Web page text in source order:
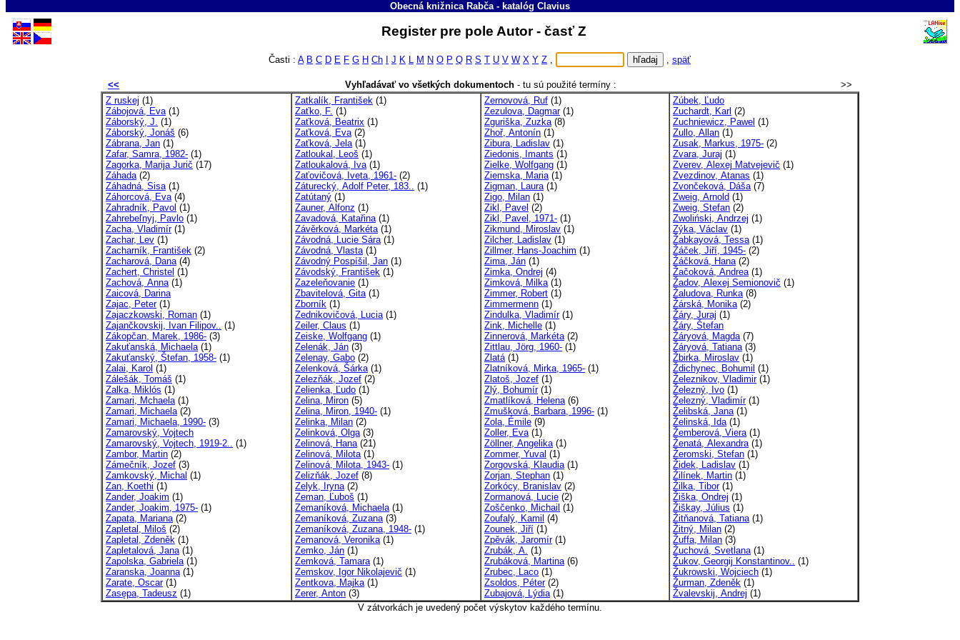
Obecná knižnica Rabča- katalóg Clavius
Register pre pole Autor - časť Z
Časti : A B C D E F G H Ch J K L M N O P Q R S T U V W X Y Z , , späť
<< Vyhľadávať vo všetkých dokumentoch- tu sú použité termíny :
>>
Z ruskej (1)
Zábojová, Eva(1)
Záborský, J. (1)
Záborský, Jonáš (6)
Zábrana, Jan (1)
Zafar, Samra, 1982- (1)
Zagorka, Marija Jurič (17)
Záhada(2)
Záhadná, Sisa(1)
Záhorcová, Eva(4)
Zahradník, Pavol (1)
Zahrebeľnyj, Pavlo (1)
Zacha, Vladimír(1)
Zachar, Lev (1)
Zacharník, František (2)
Zacharová, Dana(4)
Zachert, Christel (1)
Zachová, Anna(1)
Zaicová, Darina
Zajac, Peter(1)
Zajaczkowski, Roman (1)
Zajančkovskij, Ivan Filipov.. (1)
Zákopčan, Marek, 1986- (3)
Zakuťanská, Michaela(1)
Zakuťanský, Štefan, 1958- (1)
Zalai, Karol (1)
Zálešák, Tomáš (1)
Zalka, Miklós (1)
Zamari, Mchaela(1)
Zamari, Michaela(2)
Zamari, Michaela, 1990- (3)
Zamarovský, Vojtech
Zamarovský, Vojtech, 1919-2.. (1)
Zambor, Martin (2)
Zámečník, Jozef (3)
Zamkovský, Michal (1)
Zan, Koethi (1)
Zander, Joakim (1)
Zander, Joakim, 1975- (1)
Zapata, Mariana(2)
Zapletal, Miloš (2)
Zapletal, Zdeněk (1)
Zapletalová, Jana(1)
Zapolska, Gabriela(1)
Zaranska, Joanna(1)
Zarate, Oscar(1)
Zasępa, Tadeusz (1)
Zatkalík, František (1)
Zaťko, F. (1)
Zaťková, Beatrix (1)
Zaťková, Eva(2)
Zaťková, Jela(1)
Zatloukal, Leoš (1)
Zatloukalová, Iva(1)
Zaťovičová, Iveta, 1961- (2)
Záturecký, Adolf Peter, 183.. (1)
Zatútaný (1)
Zauner, Alfonz (1)
Zavadová, Katařina(1)
Závěrková, Markéta(1)
Závodná, Lucie Sára(1)
Závodná, Vlasta(1)
Závodný Pospíšil, Jan (1)
Závodský, František (1)
Zazeleňovanie (1)
Zbavitelová, Gita(1)
Zborník (1)
Zednikovičová, Lucia(1)
Zeiler, Claus (1)
Zeiske, Wolfgang (1)
Zelenák, Ján (3)
Zelenay, Gabo (2)
Zelenková, Šárka(1)
Zelezňák, Jozef (2)
Zelienka, Ľudo (1)
Zelina, Miron (5)
Zelina, Miron, 1940- (1)
Zelinka, Milan (2)
Zelinková, Olga(3)
Zelinová, Hana(21)
Zelinová, Milota(1)
Zelinová, Milota, 1943- (1)
Zelizňák, Jozef (8)
Zelyk, Iryna(2)
Zeman, Ľuboš (1)
Zemaníková, Michaela(1)
Zemaníková, Zuzana(3)
Zemaníková, Zuzana, 1948- (1)
Zemanová, Veronika(1)
Zemko, Ján (1)
Zemková, Tamara(1)
Zemskov, Igor Nikolajevič (1)
Zentkova, Majka(1)
Zerer, Anton (3)
Zernovová, Ruf (1)
Zezulova, Dagmar(1)
Zguriška, Zuzka(8)
Zhoř, Antonín (1)
Zibura, Ladislav (1)
Ziedonis, Imants (1)
Zielke, Wolfgang (1)
Ziemska, Maria(1)
Zigman, Laura(1)
Zigo, Milan (1)
Zikl, Pavel (2)
Zikl, Pavel, 1971- (1)
Zikmund, Miroslav (1)
Zilcher, Ladislav (1)
Zillmer, Hans-Joachim (1)
Zima, Ján (1)
Zimka, Ondrej (4)
Zimková, Milka(1)
Zimmer, Robert (1)
Zimmermenn (1)
Zindulka, Vladimír(1)
Zink, Michelle (1)
Zinnerová, Markéta(2)
Zittlau, Jörg, 1960- (1)
Zlatá(1)
Zlatníková, Mirka, 1965- (1)
Zlatoš, Jozef (1)
Zlý, Bohumír(1)
Zmatlíková, Helena(6)
Zmušková, Barbara, 1996- (1)
Zola, Émile (9)
Zoller, Eva(1)
Zöllner, Angelika(1)
Zommer, Yuval (1)
Zorgovská, Klaudia(1)
Zorjan, Stephan (1)
Zorkócy, Branislav (2)
Zormanová, Lucie (2)
Zoščenko, Michail (1)
Zoufalý, Kamil (4)
Zounek, Jiří (1)
Zpěvák, Jaromír(1)
Zrubák, A. (1)
Zrubáková, Martina(6)
Zrubec, Laco (1)
Zsoldos, Péter(2)
Zubajová, Lýdia(1)
Zúbek, Ľudo
Zuchardt, Karl (2)
Zuchniewicz, Pawel (1)
Zullo, Allan (1)
Zusak, Markus, 1975- (2)
Zvara, Juraj (1)
Zverev, Alexej Matvejevič (1)
Zvezdinov, Atanas (1)
Zvončeková, Dáša(7)
Zweig, Arnold (1)
Zweig, Stefan (2)
Zwoliński, Andrzej (1)
Zýka, Václav (1)
Žabkayová, Tessa(1)
Žáček, Jiří, 1945- (2)
Žáčková, Hana(2)
Žačoková, Andrea(1)
Žadov, Alexej Semionovič (1)
Žaludova, Runka(8)
Žárská, Monika(2)
Žáry, Juraj (1)
Žáry, Štefan
Žáryová, Magda(7)
Žáryová, Tatiana(3)
Žbirka, Miroslav (1)
Ždichynec, Bohumil (1)
Železnikov, Vladimir(1)
Železný, Ivo (1)
Železný, Vladimír(1)
Želibská, Jana(1)
Želinská, Ida(1)
Žemberová, Viera(1)
Ženatá, Alexandra(1)
Žeromski, Stefan (1)
Židek, Ladislav (1)
Žilínek, Martin (1)
Žilka, Tibor(1)
Žiška, Ondrej (1)
Žiškay, Július (1)
Žitňanová, Tatiana(1)
Žitný, Milan (2)
Žuffa, Milan (3)
Žuchová, Svetlana(1)
Žukov, Georgij Konstantinov.. (1)
Žukrowski, Wojciech (1)
Žurman, Zdeněk (1)
Žvalevskij, Andrej (1)
V zátvorkách je uvedený počet výskytov každého termínu.